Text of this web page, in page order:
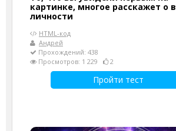
картинке, многое расскажет о
личности
HTML-код
Андрей
Прохождений: 438
Просмотров: 1 229
2
Пройти тест